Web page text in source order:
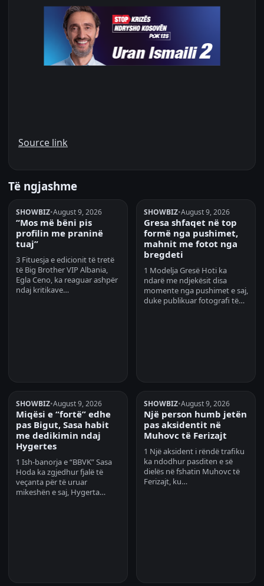
Source link
Të ngjashme
SHOWBIZ•August 9, 2026
“Mos më bëni pis
profilin me praninë
tuaj”
3 Fituesja e edicionit të tretë
të Big Brother VIP Albania,
Egla Ceno, ka reaguar ashpër
ndaj kritikave…
SHOWBIZ•August 9, 2026
Gresa shfaqet në top
formë nga pushimet,
mahnit me fotot nga
bregdeti
1 Modelja Gresë Hoti ka
ndarë me ndjekësit disa
momente nga pushimet e saj,
duke publikuar fotografi të…
SHOWBIZ•August 9, 2026
Miqësi e “fortë” edhe
pas Bigut, Sasa habit
me dedikimin ndaj
Hygertes
1 Ish-banorja e “BBVK” Sasa
Hoda ka zgjedhur fjalë të
veçanta për të uruar
mikeshën e saj, Hygerta…
SHOWBIZ•August 9, 2026
Një person humb jetën
pas aksidentit në
Muhovc të Ferizajt
1 Një aksident i rëndë trafiku
ka ndodhur pasditen e së
dielës në fshatin Muhovc të
Ferizajt, ku…